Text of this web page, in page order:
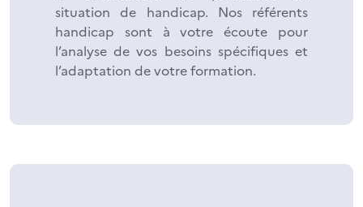
situation de handicap. Nos référents
handicap sont à votre écoute pour
l’analyse de vos besoins spécifiques et
l’adaptation de votre formation.